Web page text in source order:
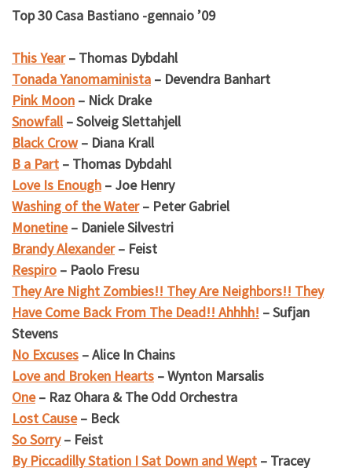
Top 30 Casa Bastiano -gennaio ’09
This Year– Thomas Dybdahl
Tonada Yanomaminista – Devendra Banhart
Pink Moon – Nick Drake
Snowfall– Solveig Slettahjell
Black Crow– Diana Krall
B a Part – Thomas Dybdahl
Love Is Enough – Joe Henry
Washing of the Water– Peter Gabriel
Monetine– Daniele Silvestri
Brandy Alexander– Feist
Respiro – Paolo Fresu
They Are Night Zombies!! They Are Neighbors!! They
Have Come Back From The Dead!! Ahhhh! – Sufjan
Stevens
No Excuses – Alice In Chains
Love and Broken Hearts – Wynton Marsalis
One– Raz Ohara & The Odd Orchestra
Lost Cause– Beck
So Sorry– Feist
By Piccadilly Station I Sat Down and Wept – Tracey